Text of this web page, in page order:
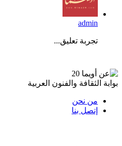
admin
تجربة تعليق...
بوابة الثقافة والفنون العربية
من نحن
إتصل بنا